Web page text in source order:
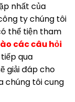
nhất của
ty chúng tôi
thể tiện tham
các câu hỏi
qua
giải đáp cho
chúng tôi cung